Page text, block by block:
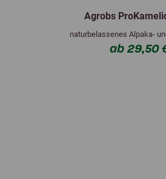
Agrobs
naturbelassenes Alpaka-
ab 29,50